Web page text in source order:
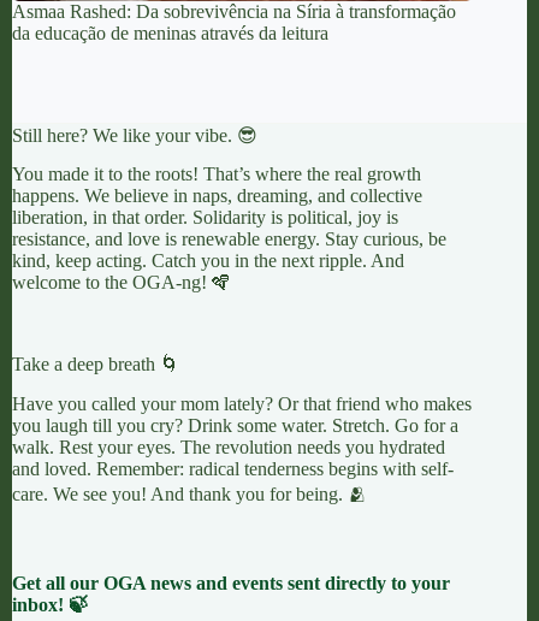
Asmaa Rashed: Da sobrevivência na Síria à transformação
da educação de meninas através da leitura
Still here? We like your vibe. 😎
You made it to the roots! That’s where the real growth
happens. We believe in naps, dreaming, and collective
liberation, in that order. Solidarity is political, joy is
resistance, and love is renewable energy. Stay curious, be
kind, keep acting. Catch you in the next ripple. And
welcome to the OGA-ng! 🪇
Take a deep breath 🌀
Have you called your mom lately? Or that friend who makes
you laugh till you cry? Drink some water. Stretch. Go for a
walk. Rest your eyes. The revolution needs you hydrated
and loved. Remember: radical tenderness begins with self-
care. We see you! And thank you for being. 🫂
Get all our OGA news and events sent directly to your
inbox! 🍃